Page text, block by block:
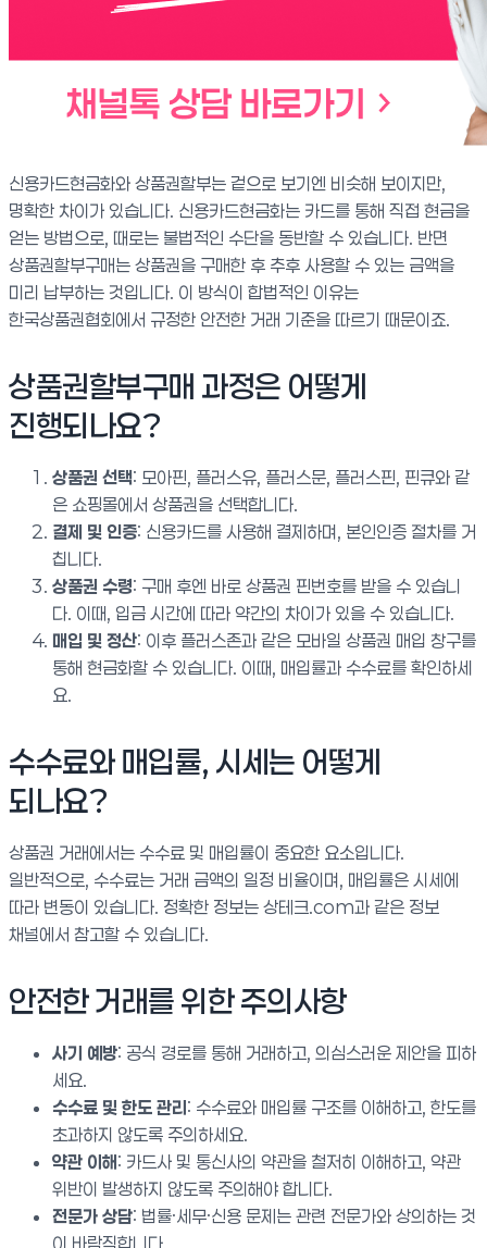
신용카드현금화와 상품권할부는 겉으로 보기엔 비슷해 보이지만,
명확한 차이가 있습니다. 신용카드현금화는 카드를 통해 직접 현금을
얻는 방법으로, 때로는 불법적인 수단을 동반할 수 있습니다. 반면
상품권할부구매는 상품권을 구매한 후 추후 사용할 수 있는 금액을
미리 납부하는 것입니다. 이 방식이 합법적인 이유는
한국상품권협회에서 규정한 안전한 거래 기준을 따르기 때문이죠.
상품권할부구매 과정은 어떻게
진행되나요?
상품권 선택: 모아핀, 플러스유, 플러스문, 플러스핀, 핀큐와 같
은 쇼핑몰에서 상품권을 선택합니다.
결제 및 인증: 신용카드를 사용해 결제하며, 본인인증 절차를 거
칩니다.
상품권 수령: 구매 후엔 바로 상품권 핀번호를 받을 수 있습니
다. 이때, 입금 시간에 따라 약간의 차이가 있을 수 있습니다.
매입 및 정산: 이후 플러스존과 같은 모바일 상품권 매입 창구를
통해 현금화할 수 있습니다. 이때, 매입률과 수수료를 확인하세
요.
수수료와 매입률, 시세는 어떻게
되나요?
상품권 거래에서는 수수료 및 매입률이 중요한 요소입니다.
일반적으로, 수수료는 거래 금액의 일정 비율이며, 매입률은 시세에
따라 변동이 있습니다. 정확한 정보는 상테크.com과 같은 정보
채널에서 참고할 수 있습니다.
안전한 거래를 위한 주의사항
사기 예방: 공식 경로를 통해 거래하고, 의심스러운 제안을 피하
세요.
수수료 및 한도 관리: 수수료와 매입률 구조를 이해하고, 한도를
초과하지 않도록 주의하세요.
약관 이해: 카드사 및 통신사의 약관을 철저히 이해하고, 약관
위반이 발생하지 않도록 주의해야 합니다.
전문가 상담: 법률·세무·신용 문제는 관련 전문가와 상의하는 것
이 바람직합니다.